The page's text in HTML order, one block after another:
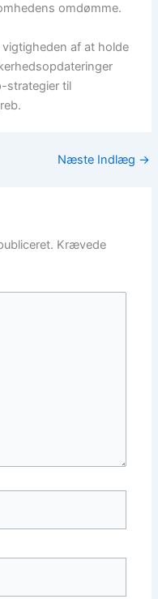
omdømme.
af ​​at holde
strategier til
Næste Indlæg →
Krævede